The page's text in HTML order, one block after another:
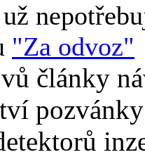
"Za odvoz"
články